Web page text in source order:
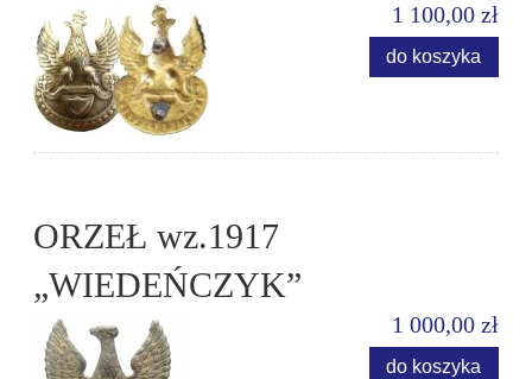
1 100,00 zł
do koszyka
ORZEŁ wz.1917
„WIEDEŃCZYK”
1 000,00 zł
do koszyka